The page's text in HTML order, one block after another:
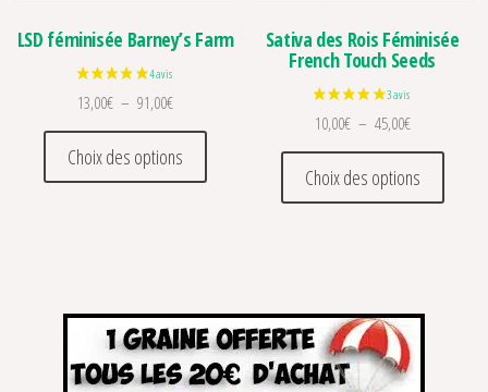
LSD féminisée Barney’s Farm
13,00€ – 91,00€Plage de prix : 13,00€ à 91,00€
Choix des options
Ce produit a plusieurs variations. Les
Sativa des Rois Féminisée
French Touch Seeds
10,00€ – 45,00€Plage de prix
Choix des options
Ce